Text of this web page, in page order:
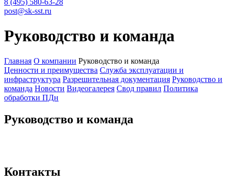
8 (495) 580-63-28
post@sk-sst.ru
Руководство и команда
Главная О компании Руководство и команда
Ценности и преимущества Служба эксплуатации и
инфраструктура Разрешительная документация Руководство и
команда Новости Видеогалерея Свод правил Политика
обработки ПДн
Руководство и команда
Контакты